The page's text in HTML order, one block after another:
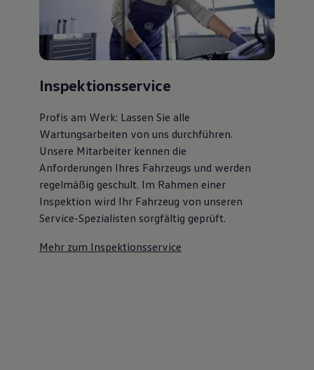
Inspektionsservice
Profis am Werk: Lassen Sie alle
Wartungsarbeiten von uns durchführen.
Unsere Mitarbeiter kennen die
Anforderungen Ihres Fahrzeugs und werden
regelmäßig geschult. Im Rahmen einer
Inspektion wird Ihr Fahrzeug von unseren
Service-Spezialisten sorgfältig geprüft.
Mehr zum Inspektionsservice